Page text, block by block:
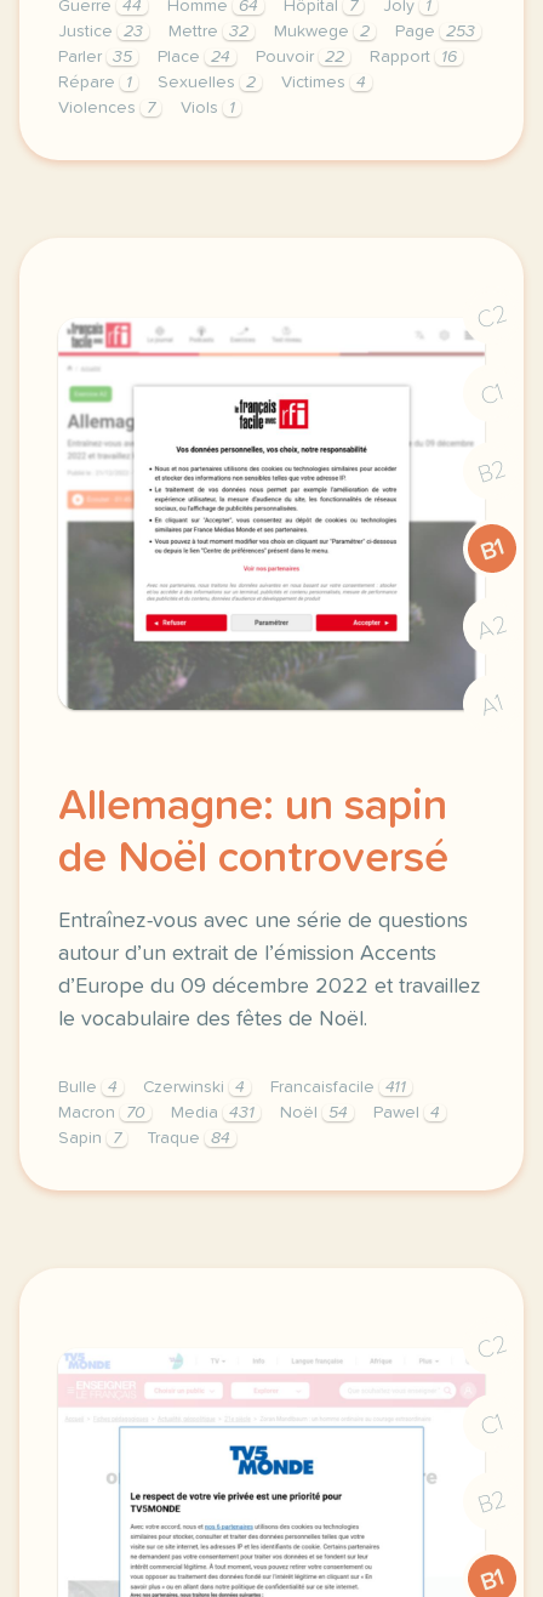
Guerre 44 Homme 64 Hôpital 7 Joly
1
Justice
23 Mettre 32 Mukwege 2 Page
253
Parler
35 Place 24 Pouvoir 22 Rapport
16
Répare
1 Sexuelles 2 Victimes
4
Violences
7 Viols 1
le respect de votre vie privee est une priorite
C2
C1
B2
B1
A2
A1
Allemagne: un sapin
de Noël controversé
Entraînez-vous avec une série de questions
autour d’un extrait de l’émission Accents
d’Europe du 09 décembre 2022 et travaillez
le vocabulaire des fêtes de Noël.
Bulle 4 Czerwinski 4 Francaisfacile
411
Macron
70 Media 431 Noël 54 Pawel
4
Sapin
7 Traque 84
exercice a2 allemagne un sapin de noel
C2
C1
B2
B1